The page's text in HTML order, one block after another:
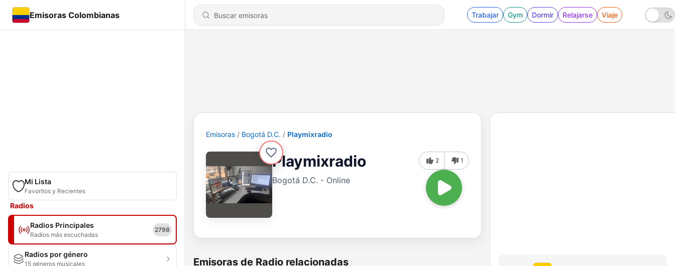
Emisoras Colombianas Trabajar Gym Dormir Relajarse Viaje
Mi Lista
Favoritos y Recientes
Radios
Radios Principales
Radios más escuchadas
2798
Radios por género
15 géneros musicales
Emisoras Bogotá D.C. Playmixradio
Playmixradio
Bogotá D.C. - Online
2 1
Emisoras de Radio relacionadas